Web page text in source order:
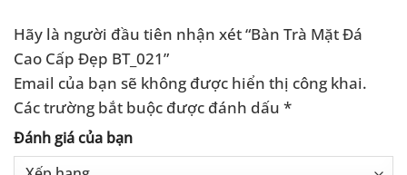
Hãy là người đầu tiên nhận xét “Bàn Trà Mặt Đá
Cao Cấp Đẹp BT_021”
Email của bạn sẽ không được hiển thị công khai.
Các trường bắt buộc được đánh dấu *
Đánh giá của bạn